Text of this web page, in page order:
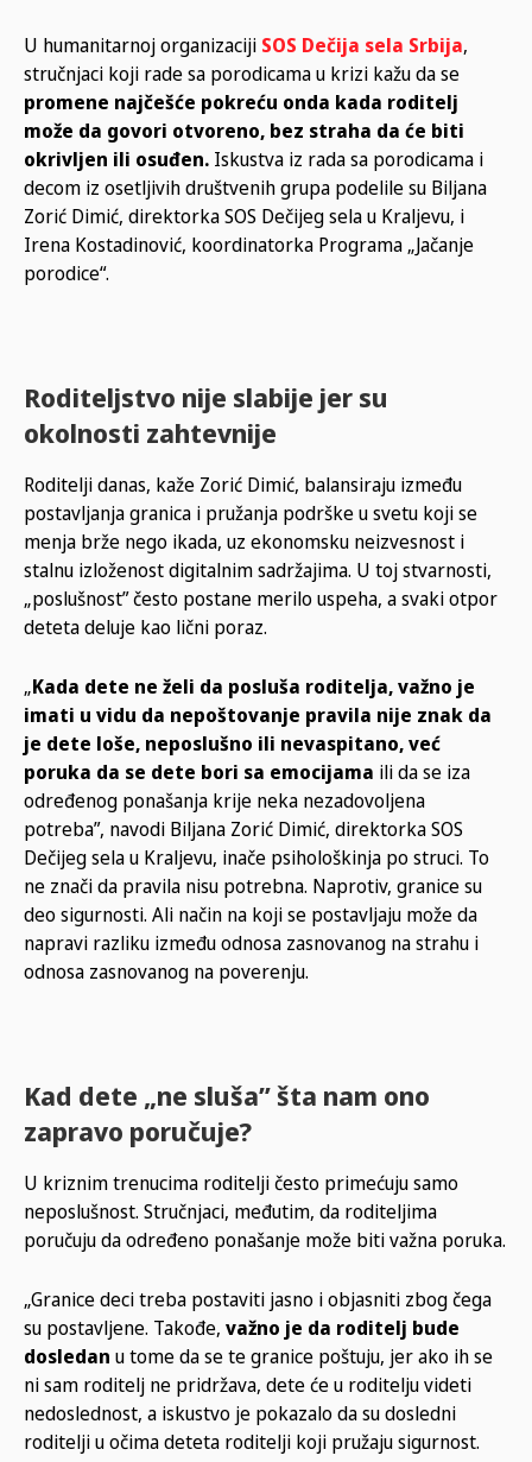
U humanitarnoj organizaciji SOS Dečija sela Srbija,
stručnjaci koji rade sa porodicama u krizi kažu da se
promene najčešće pokreću onda kada roditelj
može da govori otvoreno, bez straha da će biti
okrivljen ili osuđen. Iskustva iz rada sa porodicama i
decom iz osetljivih društvenih grupa podelile su Biljana
Zorić Dimić, direktorka SOS Dečijeg sela u Kraljevu, i
Irena Kostadinović, koordinatorka Programa „Jačanje
porodice“.
Roditeljstvo nije slabije jer su
okolnosti zahtevnije
Roditelji danas, kaže Zorić Dimić, balansiraju između
postavljanja granica i pružanja podrške u svetu koji se
menja brže nego ikada, uz ekonomsku neizvesnost i
stalnu izloženost digitalnim sadržajima. U toj stvarnosti,
„poslušnost” često postane merilo uspeha, a svaki otpor
deteta deluje kao lični poraz.
„Kada dete ne želi da posluša roditelja, važno je
imati u vidu da nepoštovanje pravila nije znak da
je dete loše, neposlušno ili nevaspitano, već
poruka da se dete bori sa emocijama ili da se iza
određenog ponašanja krije neka nezadovoljena
potreba”, navodi Biljana Zorić Dimić, direktorka SOS
Dečijeg sela u Kraljevu, inače psihološkinja po struci. To
ne znači da pravila nisu potrebna. Naprotiv, granice su
deo sigurnosti. Ali način na koji se postavljaju može da
napravi razliku između odnosa zasnovanog na strahu i
odnosa zasnovanog na poverenju.
Kad dete „ne sluša” šta nam ono
zapravo poručuje?
U kriznim trenucima roditelji često primećuju samo
neposlušnost. Stručnjaci, međutim, da roditeljima
poručuju da određeno ponašanje može biti važna poruka.
„Granice deci treba postaviti jasno i objasniti zbog čega
su postavljene. Takođe, važno je da roditelj bude
dosledan u tome da se te granice poštuju, jer ako ih se
ni sam roditelj ne pridržava, dete će u roditelju videti
nedoslednost, a iskustvo je pokazalo da su dosledni
roditelji u očima deteta roditelji koji pružaju sigurnost.